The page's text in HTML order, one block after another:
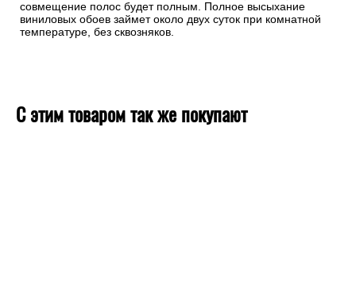
совмещение полос будет полным. Полное высыхание
виниловых обоев займет около двух суток при комнатной
температуре, без сквозняков.
С этим товаром так же покупают